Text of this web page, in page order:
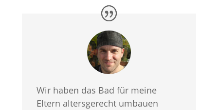
Wir haben das Bad für meine
Eltern altersgerecht umbauen